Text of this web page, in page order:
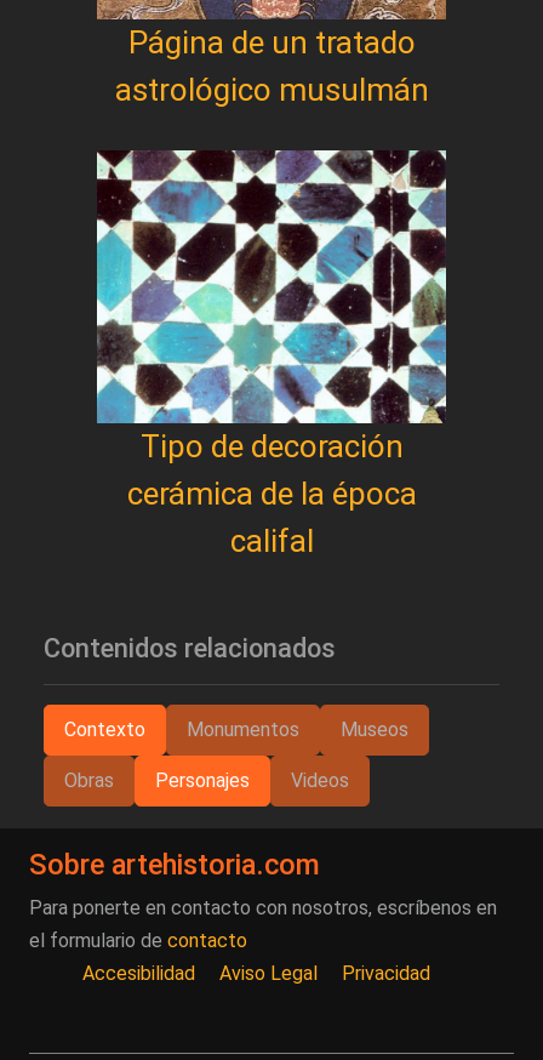
Página de un tratado
astrológico musulmán
Tipo de decoración
cerámica de la época
califal
Contenidos relacionados
Contexto Monumentos Museos
Obras Personajes Videos
Sobre artehistoria.com
Para ponerte en contacto con nosotros, escríbenos en
el formulario de contacto
Accesibilidad
Aviso Legal Privacidad